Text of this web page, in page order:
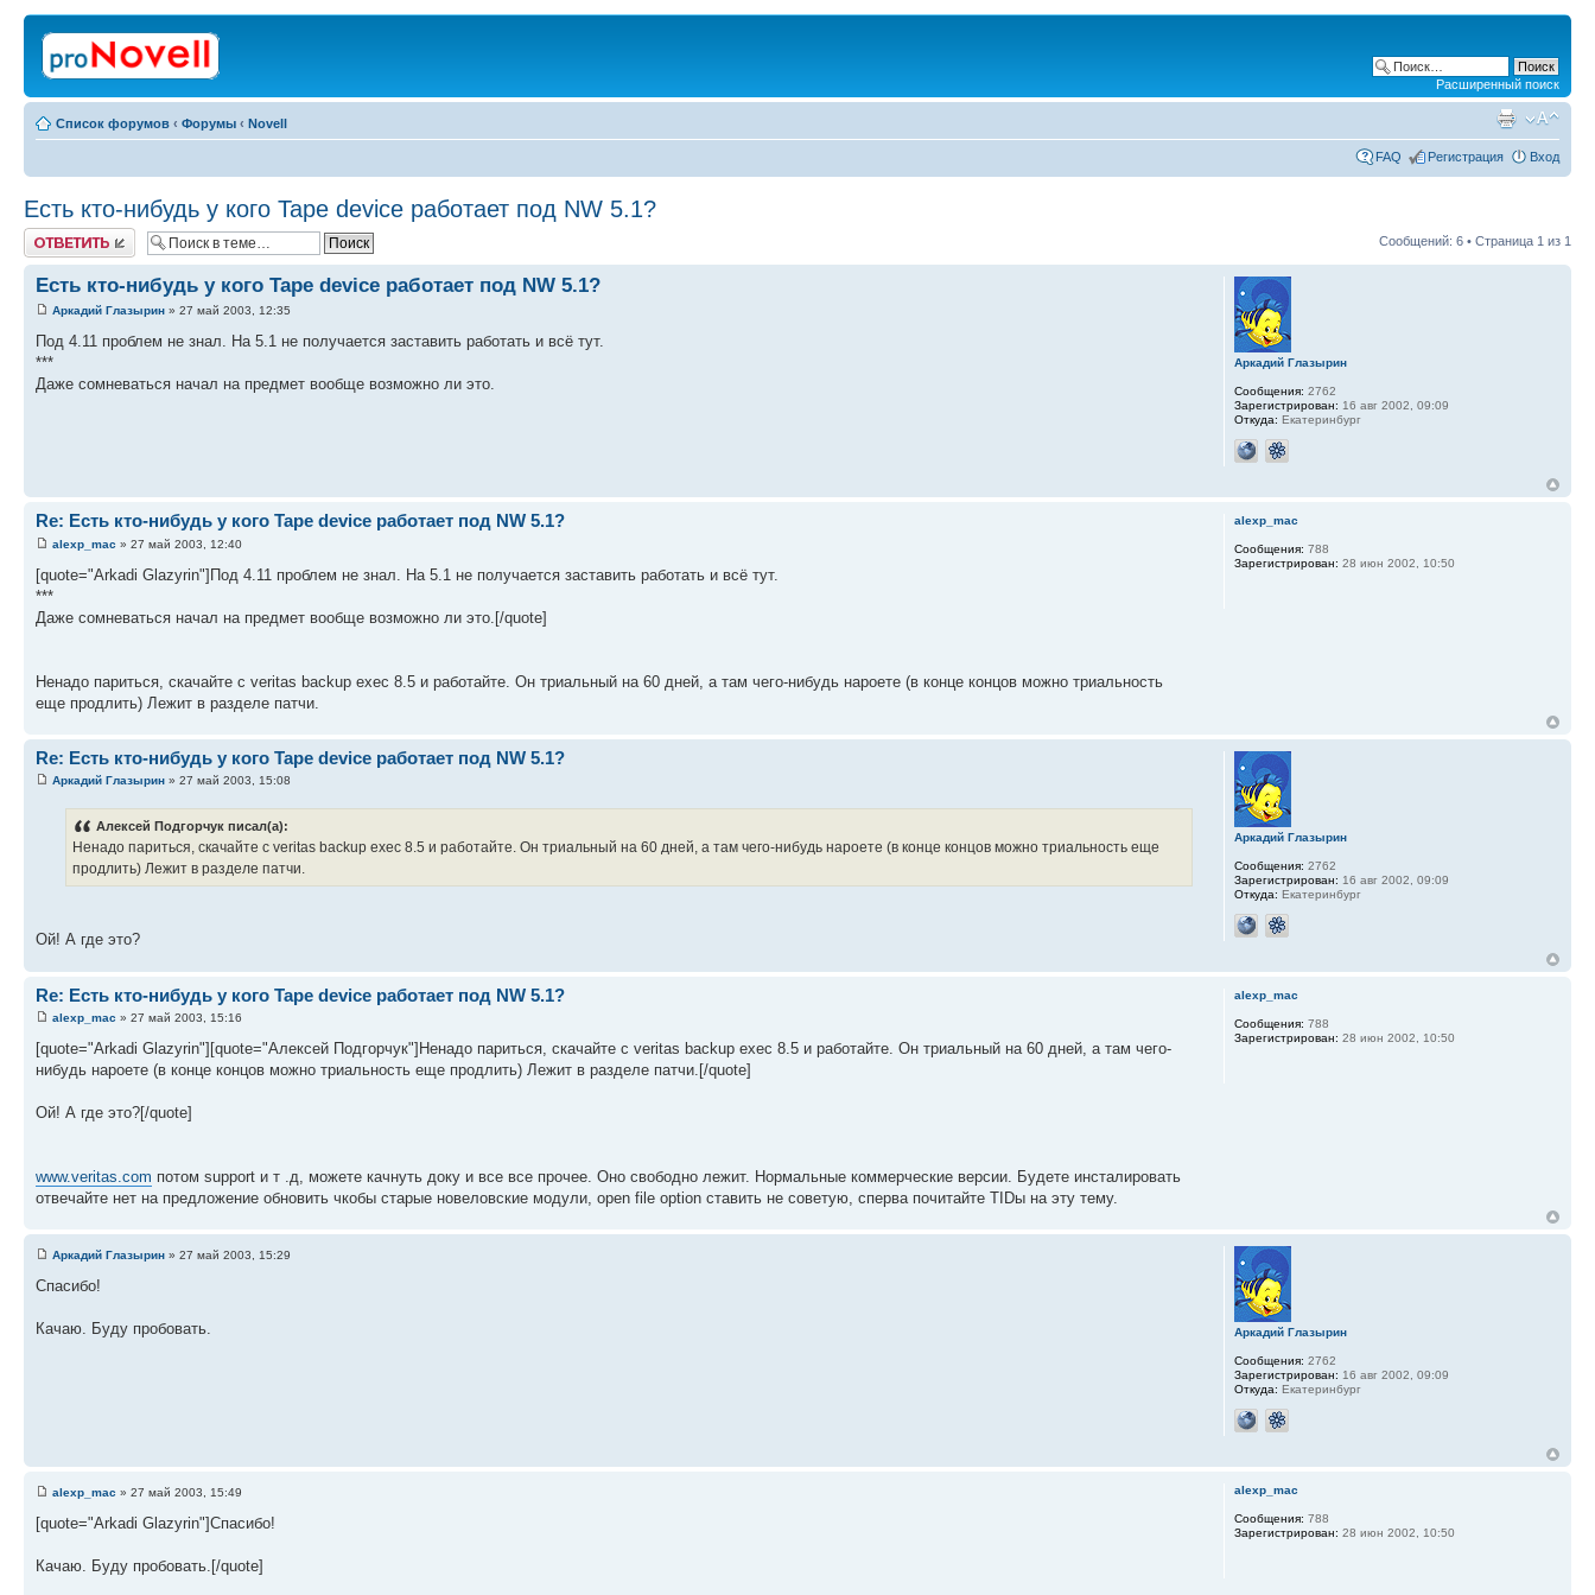
Расширенный поиск
Список форумов ‹ Форумы ‹ Novell
FAQ Регистрация Вход
Есть кто-нибудь у кого Tape device работает под NW 5.1?
Ответить Сообщений: 6 • Страница 1 из 1
Есть кто-нибудь у кого Tape device работает под NW 5.1?
Аркадий Глазырин » 27 май 2003, 12:35
Под 4.11 проблем не знал. На 5.1 не получается заставить работать и всё тут.
***
Даже сомневаться начал на предмет вообще возможно ли это.
Аркадий Глазырин
Сообщения: 2762
Зарегистрирован: 16 авг 2002, 09:09
Откуда: Екатеринбург
Re: Есть кто-нибудь у кого Tape device работает под NW 5.1?
alexp_mac » 27 май 2003, 12:40
[quote="Arkadi Glazyrin"]Под 4.11 проблем не знал. На 5.1 не получается заставить работать и всё тут.
***
Даже сомневаться начал на предмет вообще возможно ли это.[/quote]
Ненадо париться, скачайте с veritas backup exec 8.5 и работайте. Он триальный на 60 дней, а там чего-нибудь нароете (в конце концов можно триальность
еще продлить) Лежит в разделе патчи.
alexp_mac
Сообщения: 788
Зарегистрирован: 28 июн 2002, 10:50
Re: Есть кто-нибудь у кого Tape device работает под NW 5.1?
Аркадий Глазырин » 27 май 2003, 15:08
Алексей Подгорчук писал(а):
Ненадо париться, скачайте с veritas backup exec 8.5 и работайте. Он триальный на 60 дней, а там чего-нибудь нароете (в конце концов можно триальность еще
продлить) Лежит в разделе патчи.
Ой! А где это?
Аркадий Глазырин
Сообщения: 2762
Зарегистрирован: 16 авг 2002, 09:09
Откуда: Екатеринбург
Re: Есть кто-нибудь у кого Tape device работает под NW 5.1?
alexp_mac » 27 май 2003, 15:16
[quote="Arkadi Glazyrin"][quote="Алексей Подгорчук"]Ненадо париться, скачайте с veritas backup exec 8.5 и работайте. Он триальный на 60 дней, а там чего-
нибудь нароете (в конце концов можно триальность еще продлить) Лежит в разделе патчи.[/quote]
Ой! А где это?[/quote]
www.veritas.com потом support и т .д, можете качнуть доку и все все прочее. Оно свободно лежит. Нормальные коммерческие версии. Будете инсталировать
отвечайте нет на предложение обновить чкобы старые новеловские модули, open file option ставить не советую, сперва почитайте TIDы на эту тему.
alexp_mac
Сообщения: 788
Зарегистрирован: 28 июн 2002, 10:50
Аркадий Глазырин » 27 май 2003, 15:29
Спасибо!
Качаю. Буду пробовать. Аркадий Глазырин
Сообщения: 2762
Зарегистрирован: 16 авг 2002, 09:09
Откуда: Екатеринбург
alexp_mac » 27 май 2003, 15:49
[quote="Arkadi Glazyrin"]Спасибо!
Качаю. Буду пробовать.[/quote]
alexp_mac
Сообщения: 788
Зарегистрирован: 28 июн 2002, 10:50